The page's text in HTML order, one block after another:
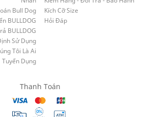
Bull Dog
BULLDOG
BULLDOG
Sử Dụng
Tôi Là Ai
Tuyển Dụng
Kích Cỡ Size
Hỏi Đáp
Thanh Toán